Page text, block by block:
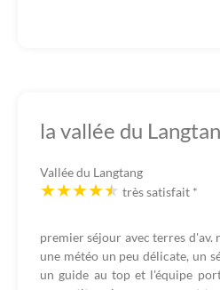
la vallée du
Vallée du Langtang
très satisfait *
premier séjour avec terres d'av.
une météo un peu délicate, un
un guide au top et l'équipe